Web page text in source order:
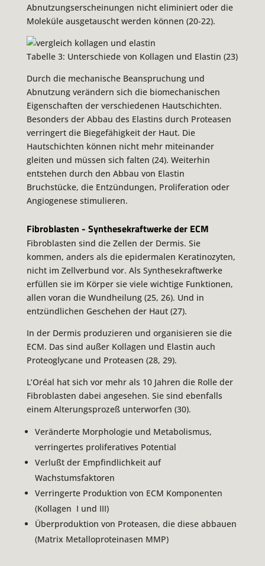
Abnutzungserscheinungen nicht eliminiert oder die
Moleküle ausgetauscht werden können (20-22).
Tabelle 3: Unterschiede von Kollagen und Elastin (23)
Durch die mechanische Beanspruchung und
Abnutzung verändern sich die biomechanischen
Eigenschaften der verschiedenen Hautschichten.
Besonders der Abbau des Elastins durch Proteasen
verringert die Biegefähigkeit der Haut. Die
Hautschichten können nicht mehr miteinander
gleiten und müssen sich falten (24). Weiterhin
entstehen durch den Abbau von Elastin
Bruchstücke, die Entzündungen, Proliferation oder
Angiogenese stimulieren.
Fibroblasten - Synthesekraftwerke der ECM
Fibroblasten sind die Zellen der Dermis. Sie
kommen, anders als die epidermalen Keratinozyten,
nicht im Zellverbund vor. Als Synthesekraftwerke
erfüllen sie im Körper sie viele wichtige Funktionen,
allen voran die Wundheilung (25, 26). Und in
entzündlichen Geschehen der Haut (27).
In der Dermis produzieren und organisieren sie die
ECM. Das sind außer Kollagen und Elastin auch
Proteoglycane und Proteasen (28, 29).
L’Oréal hat sich vor mehr als 10 Jahren die Rolle der
Fibroblasten dabei angesehen. Sie sind ebenfalls
einem Alterungsprozeß unterworfen (30).
Veränderte Morphologie und Metabolismus,
verringertes proliferatives Potential
Verlußt der Empfindlichkeit auf
Wachstumsfaktoren
Verringerte Produktion von ECM Komponenten
(Kollagen I und III)
Überproduktion von Proteasen, die diese abbauen
(Matrix Metalloproteinasen MMP)